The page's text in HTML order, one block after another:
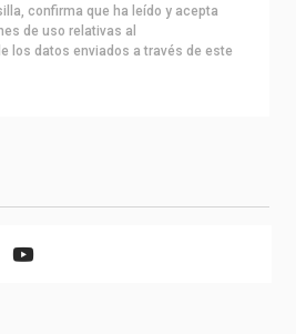
confirma que ha leído y acepta
de uso relativas al
los datos enviados a través de este